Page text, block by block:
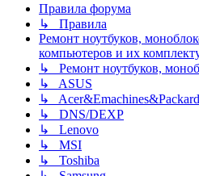
Правила форума
↳ Правила
Ремонт ноутбуков,
компьютеров и их
↳ Ремонт ноутбуков,
↳ ASUS
↳
↳ DNS/DEXP
↳ Lenovo
↳ MSI
↳ Toshiba